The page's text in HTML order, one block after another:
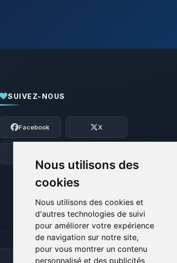
Nous utilisons des
cookies
Nous utilisons des cookies et
d'autres technologies de suivi
pour améliorer votre expérience
de navigation sur notre site,
pour vous montrer un contenu
personnalisé et des publicités
SUIVEZ-NOUS
Facebook X
Youpi, enfin quelqu’un pour me parler !
Moi c’est Choupy, ton petit assistant
BoxToPlay. Dis-moi ce dont tu as besoin
et je vais remuer mes petits circuits
07/08/2026 à 19:48